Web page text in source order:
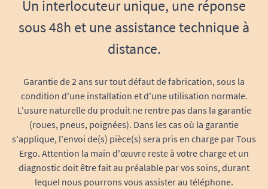
Un interlocuteur unique, une réponse
sous 48h et une assistance technique à
distance.
Garantie de 2 ans sur tout défaut de fabrication, sous la
condition d'une installation et d'une utilisation normale.
L'usure naturelle du produit ne rentre pas dans la garantie
(roues, pneus, poignées). Dans les cas où la garantie
s'applique, l'envoi de(s) pièce(s) sera pris en charge par Tous
Ergo. Attention la main d'œuvre reste à votre charge et un
diagnostic doit être fait au préalable par vos soins, durant
lequel nous pourrons vous assister au téléphone.